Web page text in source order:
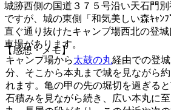
城跡西側の国道３７５号沿い天石門
ですが、城の東側「和気美しい森ｷｬﾝ
直ぐ通り抜けたキャンプ場西北の登
車場があります。
キャンプ場から太鼓の丸経由での登
分、そこから本丸まで城を見ながら
れます。亀の甲の先の堀切を過ぎる
石積みを見ながら続き、広い本丸に
【感想・メモ】